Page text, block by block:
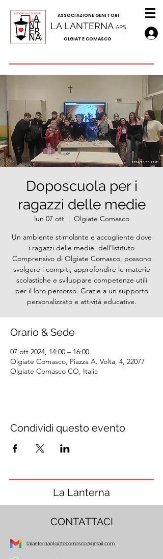
LA LANTERNA APS
ASSOCIAZIONE GENITORI
OLGIATE COMASCO
Doposcuola per i
ragazzi delle medie
lun 07 ott
  |
Olgiate Comasco
Un ambiente stimolante e accogliente dove
i ragazzi delle medie, dell'Istituto
Comprensivo di Olgiate Comasco, possono
svolgere i compiti, approfondire le materie
scolastiche e sviluppare competenze utili
per il loro percorso. Grazie a un supporto
personalizzato e attività educative.
Orario & Sede
07 ott 2024, 14:00 – 16:00
Olgiate Comasco, Piazza A. Volta, 4, 22077
Olgiate Comasco CO, Italia
Condividi questo evento
La Lanterna
CONTATTACI
lalanternaolgiatecomasco@gmail.com